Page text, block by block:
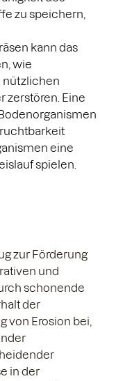
zu speichern,
kann das
wie
nützlichen
zerstören. Eine
eine
spielen.
zur Förderung
und
schonende
der
von Erosion bei,
in der